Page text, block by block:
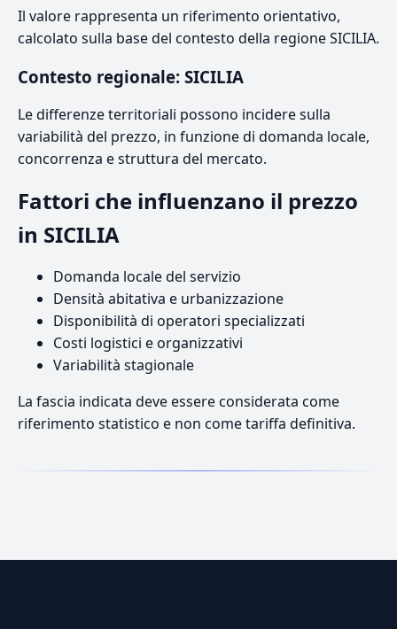
Il valore rappresenta un riferimento orientativo,
calcolato sulla base del contesto della regione SICILIA.
Contesto regionale: SICILIA
Le differenze territoriali possono incidere sulla
variabilità del prezzo, in funzione di domanda locale,
concorrenza e struttura del mercato.
Fattori che influenzano il prezzo
in SICILIA
Domanda locale del servizio
Densità abitativa e urbanizzazione
Disponibilità di operatori specializzati
Costi logistici e organizzativi
Variabilità stagionale
La fascia indicata deve essere considerata come
riferimento statistico e non come tariffa definitiva.